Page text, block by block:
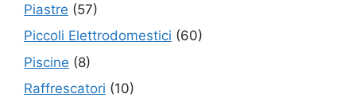
Piastre (57)
Piccoli Elettrodomestici (60)
Piscine (8)
Raffrescatori (10)